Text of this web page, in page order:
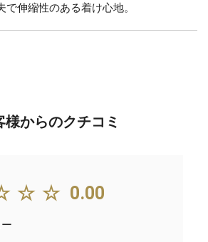
伸縮性のある着け心地。
様からのクチコミ
0.00